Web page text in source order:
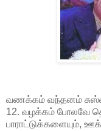
வணக்கம் வந்தனம்
12. வழக்கம் போலவே
பாராட்டுக்களையும்,